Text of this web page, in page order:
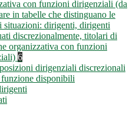
con funzioni dirigenziali (da
in tabelle che distinguano le
situazioni: dirigenti, dirigenti
discrezionalmente, titolari di
organizzativa con funzioni
6
dirigenziali discrezionali
disponibili